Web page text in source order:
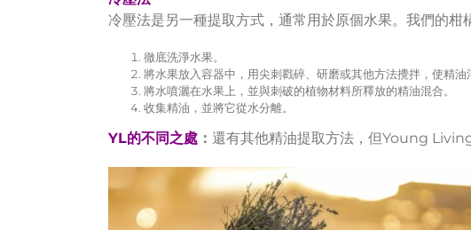
冷壓法是另一種提取方式，通常用於原個水果。我們的
徹底洗淨水果。
將水果放入容器中，用尖刺戳碎、研磨或其他方法攪拌，使精油
將水噴灑在水果上，並與刺破的植物材料所釋放的精油混合。
收集精油，並將它從水分離。
YL的不同之處 ： 還有其他精油提取方法，但Young